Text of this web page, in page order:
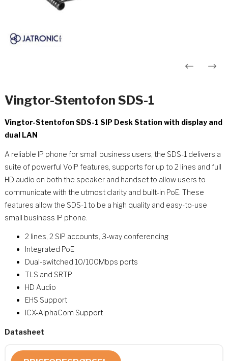
Vingtor-Stentofon SDS-1
Vingtor-Stentofon SDS-1 SIP Desk Station with display and
dual LAN
A reliable IP phone for small business users, the SDS-1 delivers a
suite of powerful VoIP features, supports for up to 2 lines and full
HD audio on both the speaker and handset to allow users to
communicate with the utmost clarity and built-in PoE. These
features allow the SDS-1 to be a high quality and easy-to-use
small business IP phone.
2 lines, 2 SIP accounts, 3-way conferencing
Integrated PoE
Dual-switched 10/100Mbps ports
TLS and SRTP
HD Audio
EHS Support
ICX-AlphaCom Support
Datasheet